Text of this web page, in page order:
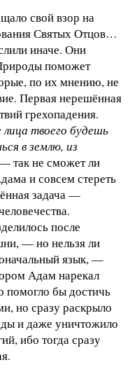
свой взор на
Святых Отцов…
иначе. Они
поможет
по их мнению, не
Первая нерешённая
грехопадения.
твоего будешь
в землю, из
так не сможет ли
и совсем стереть
задача —
после
— но нельзя ли
язык, —
Адам нарекал
помогло бы достичь
но сразу раскрыло
и даже уничтожило
ибо тогда сразу